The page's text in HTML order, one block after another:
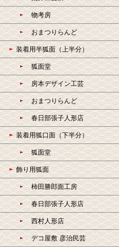
物考房
おまつりらんど
装着用半狐面（上半分）
狐面堂
房本デザイン工芸
おまつりらんど
春日部張子人形店
装着用狐口面（下半分）
狐面堂
飾り用狐面
柿田勝郎面工房
春日部張子人形店
西村人形店
デコ屋敷 彦治民芸